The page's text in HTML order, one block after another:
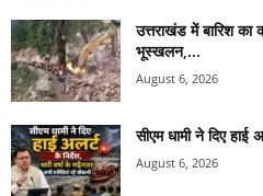
उत्तराखंड में बारिश का
भूस्खलन,...
August 6, 2026
सीएम धामी ने दिए हाई
August 6, 2026